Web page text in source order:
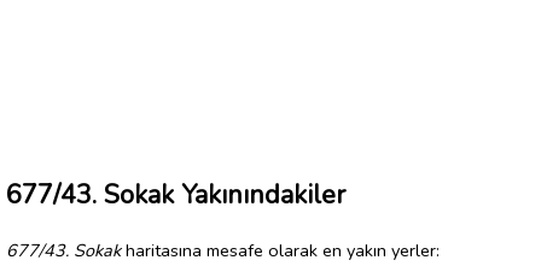
677/43. Sokak Yakınındakiler
677/43. Sokakharitasına mesafe olarak en yakın yerler: